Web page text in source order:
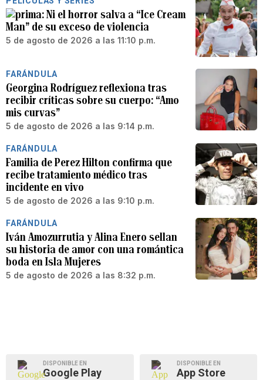
Ni el horror salva a “Ice Cream
Man” de su exceso de violencia
5 de agosto de 2026 a las 11:10 p.m.
FARÁNDULA
Georgina Rodríguez reflexiona tras
recibir críticas sobre su cuerpo: “Amo
mis curvas”
5 de agosto de 2026 a las 9:14 p.m.
FARÁNDULA
Familia de Perez Hilton confirma que
recibe tratamiento médico tras
incidente en vivo
5 de agosto de 2026 a las 9:10 p.m.
FARÁNDULA
Iván Amozurrutia y Alina Enero sellan
su historia de amor con una romántica
boda en Isla Mujeres
5 de agosto de 2026 a las 8:32 p.m.
DISPONIBLE EN
Google Play
DISPONIBLE EN
App Store